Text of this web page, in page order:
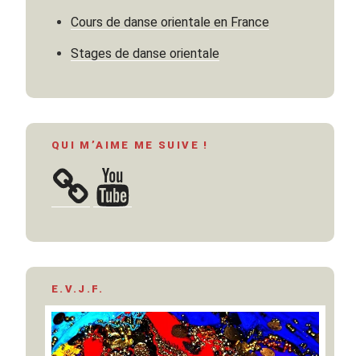
Cours de danse orientale en France
Stages de danse orientale
QUI M’AIME ME SUIVE !
YouTube
E.V.J.F.